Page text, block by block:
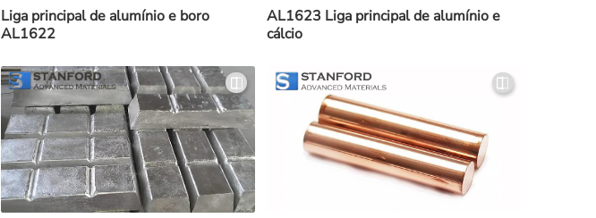
Liga principal de alumínio e boro
AL1622
AL1623 Liga principal de alumínio e
cálcio